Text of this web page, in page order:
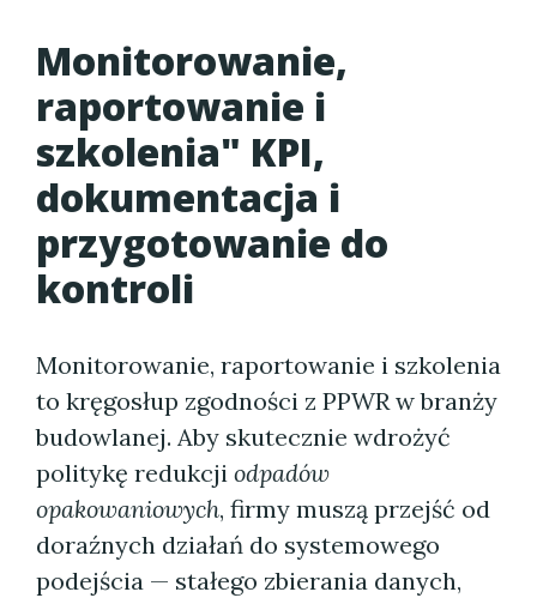
Monitorowanie,
raportowanie i
szkolenia" KPI,
dokumentacja i
przygotowanie do
kontroli
Monitorowanie, raportowanie i szkolenia
to kręgosłup zgodności z PPWR w branży
budowlanej. Aby skutecznie wdrożyć
politykę redukcji odpadów
opakowaniowych, firmy muszą przejść od
doraźnych działań do systemowego
podejścia — stałego zbierania danych,